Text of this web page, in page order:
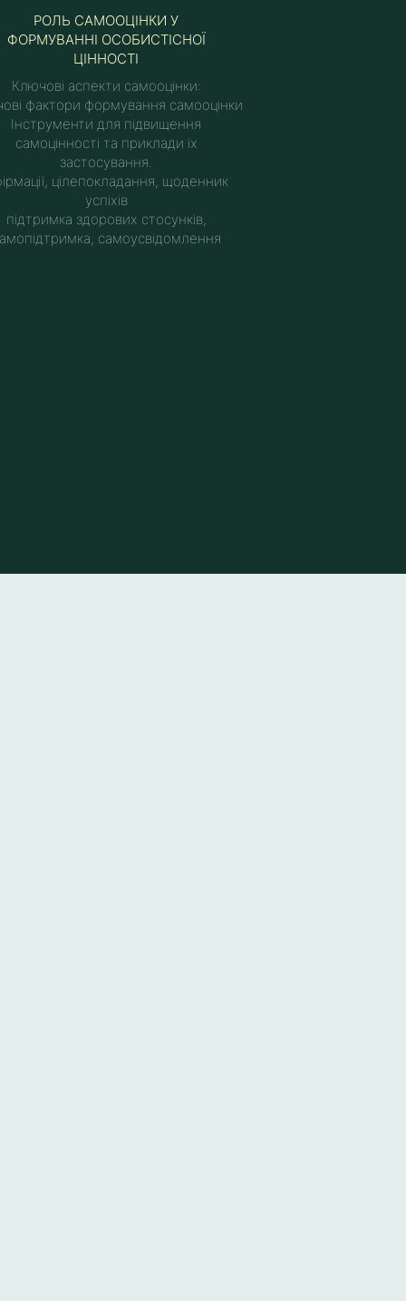
РОЛЬ САМООЦІНКИ У
ФОРМУВАННІ ОСОБИСТІСНОЇ
ЦІННОСТІ
Ключові аспекти самооцінки:
фактори формування самооцінки
Інструменти для підвищення
самоцінності та приклади їх
застосування.
цілепокладання, щоденник
успіхів
підтримка здорових стосунків,
самоусвідомлення